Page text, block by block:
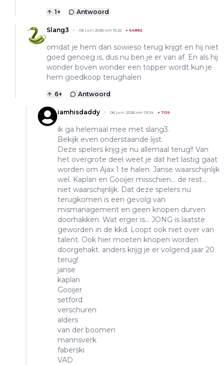
1+ Antwoord
Slang3 06 juni 2026 om 15:22 + 64882
omdat je hem dan sowieso terug krijgt en hij niet
goed genoeg is, dus nu ben je er van af. En als hij
wonder boven wonder een topper wordt kun je
hem goedkoop terughalen
6+ Antwoord
iamhisdaddy 06 juni 2026 om 19:24 + 709
ik ga helemaal mee met slang3.
Bekijk even onderstaande lijst.
Deze spelers krijg je nu allemaal terug!! Van
het overgrote deel weet je dat het lastig gaat
worden om Ajax 1 te halen. Janse waarschijnlijk
wel. Kaplan en Gooijer misschien... de rest...
niet waarschijnlijk. Dat deze spelers nu
terugkomen is een gevolg van
mismanagement en geen knopen durven
doorhakken. Wat erger is... JONG is laatste
geworden in de kkd. Loopt ook niet over van
talent. Ook hier moeten knopen worden
doorgehakt. anders krijg je er volgend jaar 20
terug!
janse
kaplan
Gooijer
setford
verschuren
alders
van der boomen
mannsverk
faberski
VAD